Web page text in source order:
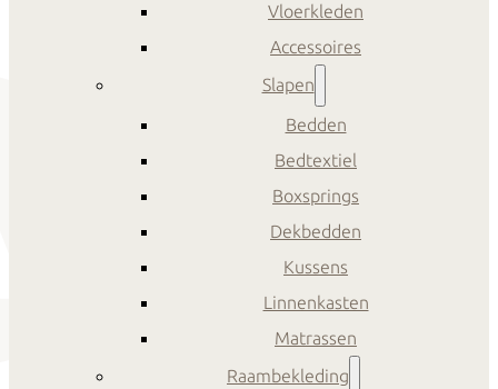
Vloerkleden
Accessoires
Slapen
Bedden
Bedtextiel
Boxsprings
Dekbedden
Kussens
Linnenkasten
Matrassen
Raambekleding